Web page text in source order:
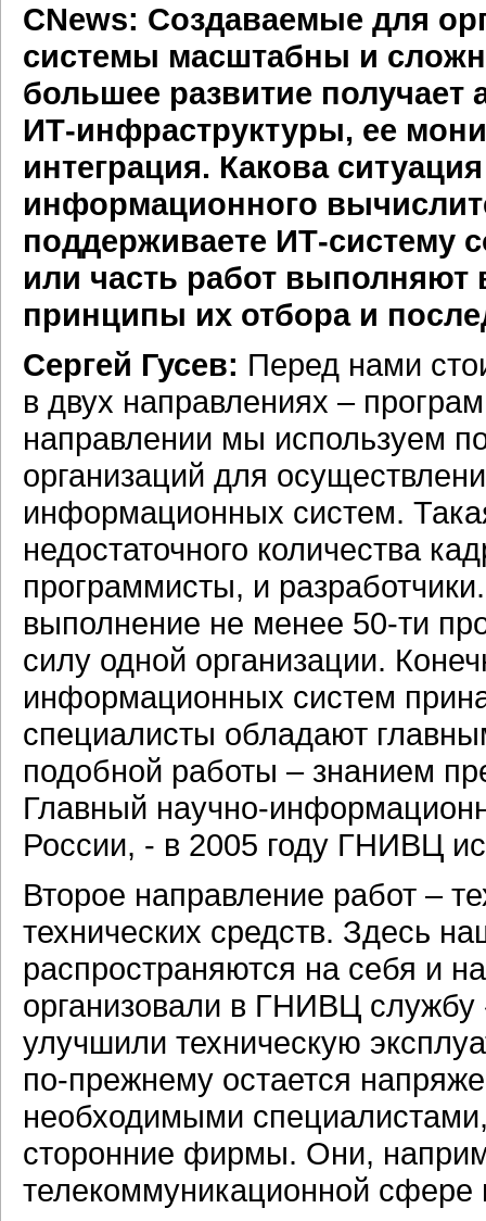
CNews: Создаваемые для
системы масштабны и
большее развитие получает
ИТ-инфраструктуры, ее
интеграция. Какова
информационного
поддерживаете ИТ-систему
или часть работ
принципы их отбора и
Сергей Гусев: Перед нами
в двух направлениях –
направлении мы используем
организаций для
информационных систем.
недостаточного количества
программисты, и
выполнение не менее 50-ти
силу одной организации.
информационных систем
специалисты обладают
подобной работы – знанием
Главный научно-
России, - в 2005 году ГНИВЦ
Второе направление работ –
технических средств. Здесь
распространяются на себя и
организовали в ГНИВЦ
улучшили техническую
по-прежнему остается
необходимыми
сторонние фирмы. Они,
телекоммуникационной сфере